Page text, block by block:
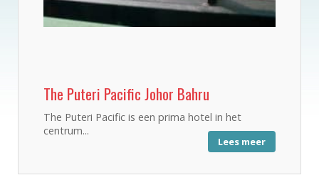
The Puteri Pacific Johor Bahru
The Puteri Pacific is een prima hotel in het
centrum...
Lees meer